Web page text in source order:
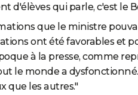
d'élèves qui parle, c'est le
que le ministre
ont été favorables et
à la presse, comme
le monde a
que les autres."